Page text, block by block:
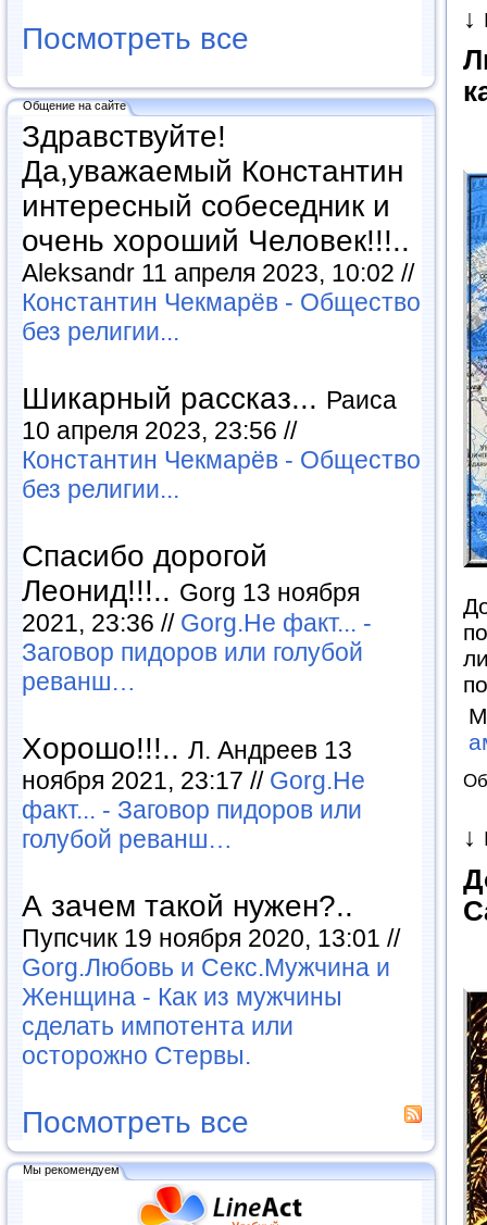
Посмотреть все
Общение на сайте
Здравствуйте!
Да,уважаемый Константин
интересный собеседник и
очень хороший Человек!!!..
Aleksandr 11 апреля 2023, 10:02 //
Константин Чекмарёв - Общество
без религии...
Шикарный рассказ... Раиса
10 апреля 2023, 23:56 //
Константин Чекмарёв - Общество
без религии...
Спасибо дорогой
Леонид!!!.. Gorg 13 ноября
2021, 23:36 // Gorg.Не факт... -
Заговор пидоров или голубой
реванш…
Хорошо!!!.. Л. Андреев 13
ноября 2021, 23:17 // Gorg.Не
факт... - Заговор пидоров или
голубой реванш…
А зачем такой нужен?..
Пупсчик 19 ноября 2020, 13:01 //
Gorg.Любовь и Секс.Мужчина и
Женщина - Как из мужчины
сделать импотента или
осторожно Стервы.
Посмотреть все
Мы рекомендуем